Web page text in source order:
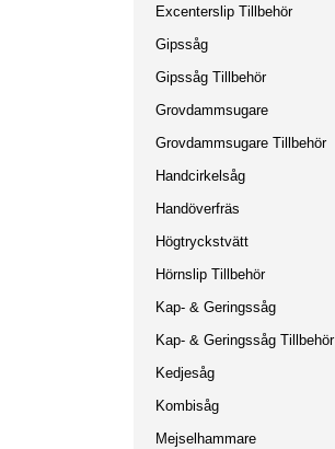
Excenterslip Tillbehör
Gipssåg
Gipssåg Tillbehör
Grovdammsugare
Grovdammsugare Tillbehör
Handcirkelsåg
Handöverfräs
Högtryckstvätt
Hörnslip Tillbehör
Kap- & Geringssåg
Kap- & Geringssåg Tillbehör
Kedjesåg
Kombisåg
Mejselhammare